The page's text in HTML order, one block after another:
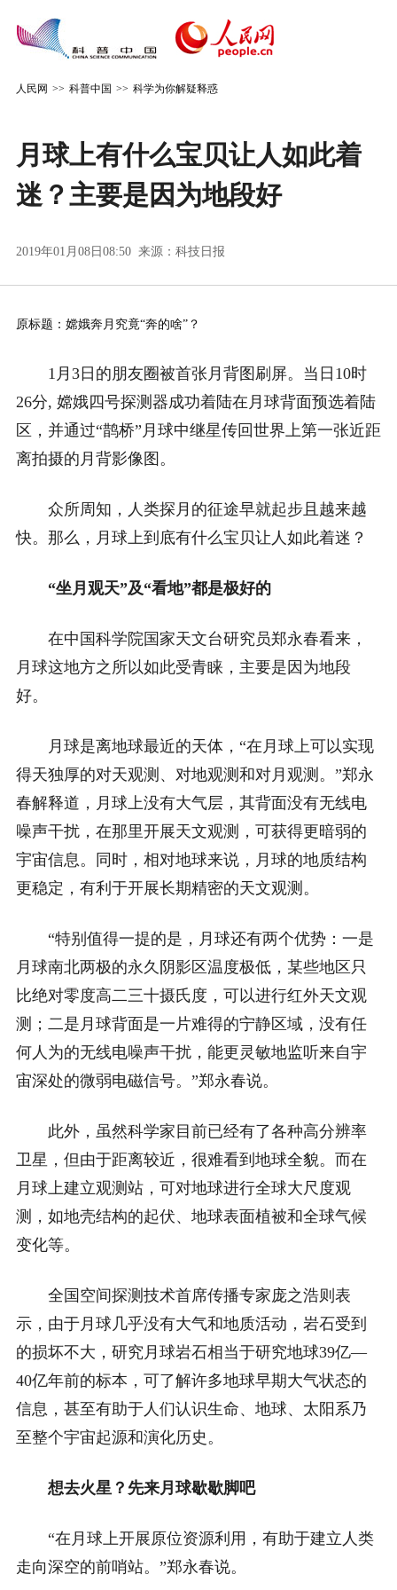
人民网 >> 科普中国 >> 科学为你解疑释惑
月球上有什么宝贝让人如此着
迷？主要是因为地段好
2019年01月08日08:50 来源： 科技日报
原标题：嫦娥奔月究竟“奔的啥”？
1月3日的朋友圈被首张月背图刷屏。当日10时
26分, 嫦娥四号探测器成功着陆在月球背面预选着陆
区，并通过“鹊桥”月球中继星传回世界上第一张近距
离拍摄的月背影像图。
众所周知，人类探月的征途早就起步且越来越
快。那么，月球上到底有什么宝贝让人如此着迷？
“坐月观天”及“看地”都是极好的
在中国科学院国家天文台研究员郑永春看来，
月球这地方之所以如此受青睐，主要是因为地段
好。
月球是离地球最近的天体，“在月球上可以实现
得天独厚的对天观测、对地观测和对月观测。”郑永
春解释道，月球上没有大气层，其背面没有无线电
噪声干扰，在那里开展天文观测，可获得更暗弱的
宇宙信息。同时，相对地球来说，月球的地质结构
更稳定，有利于开展长期精密的天文观测。
“特别值得一提的是，月球还有两个优势：一是
月球南北两极的永久阴影区温度极低，某些地区只
比绝对零度高二三十摄氏度，可以进行红外天文观
测；二是月球背面是一片难得的宁静区域，没有任
何人为的无线电噪声干扰，能更灵敏地监听来自宇
宙深处的微弱电磁信号。”郑永春说。
此外，虽然科学家目前已经有了各种高分辨率
卫星，但由于距离较近，很难看到地球全貌。而在
月球上建立观测站，可对地球进行全球大尺度观
测，如地壳结构的起伏、地球表面植被和全球气候
变化等。
全国空间探测技术首席传播专家庞之浩则表
示，由于月球几乎没有大气和地质活动，岩石受到
的损坏不大，研究月球岩石相当于研究地球39亿—
40亿年前的标本，可了解许多地球早期大气状态的
信息，甚至有助于人们认识生命、地球、太阳系乃
至整个宇宙起源和演化历史。
想去火星？先来月球歇歇脚吧
“在月球上开展原位资源利用，有助于建立人类
走向深空的前哨站。”郑永春说。